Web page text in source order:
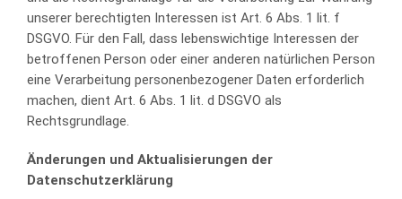
unserer berechtigten Interessen ist Art. 6 Abs. 1 lit. f
DSGVO. Für den Fall, dass lebenswichtige Interessen der
betroffenen Person oder einer anderen natürlichen Person
eine Verarbeitung personenbezogener Daten erforderlich
machen, dient Art. 6 Abs. 1 lit. d DSGVO als
Rechtsgrundlage.
Änderungen und Aktualisierungen der
Datenschutzerklärung